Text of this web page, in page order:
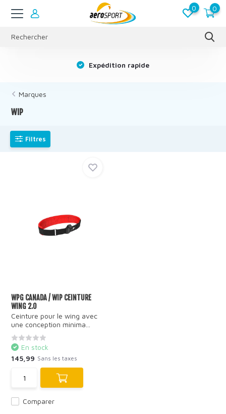
0 0
Expédition rapide
Marques
WIP
Filtres
WPG CANADA / WIP CEINTURE
WING 2.0
Ceinture pour le wing avec
une conception minima...
Comparer
En stock
145,99 Sans les taxes